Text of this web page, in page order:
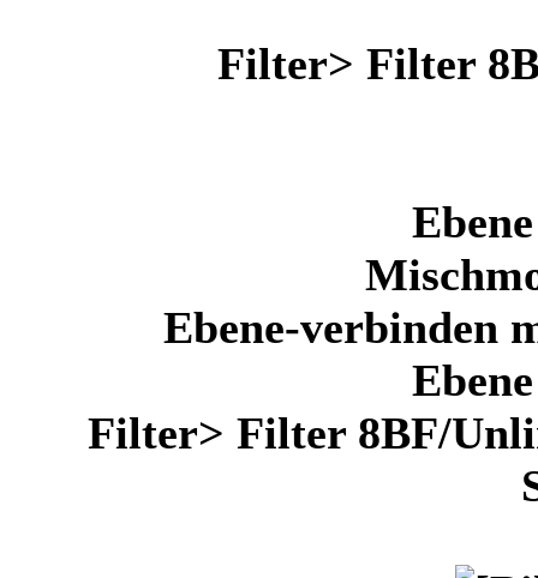
Filter> Filter
Ebene-verbinden
Filter> Filter 8BF/